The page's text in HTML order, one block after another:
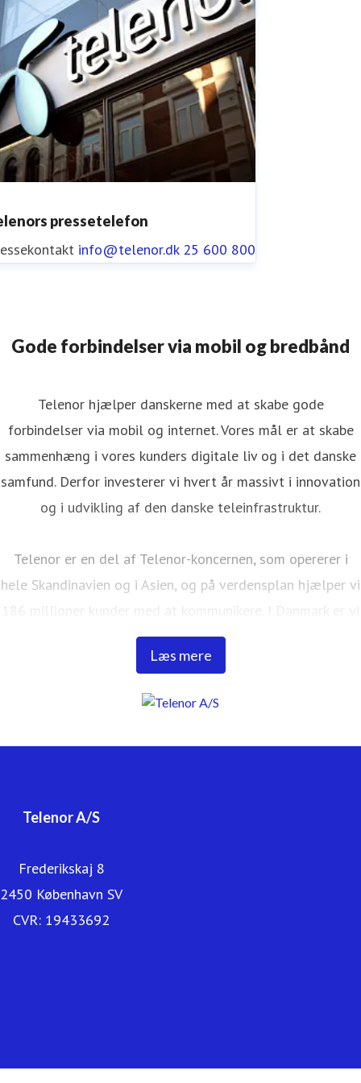
pressetelefon
info@telenor.dk 25 600 800
Gode forbindelser via mobil og bredbånd
Læs mere
Telenor hjælper danskerne med at skabe gode
forbindelser via mobil og internet. Vores mål er at skabe
sammenhæng i vores kunders digitale liv og i det danske
samfund. Derfor investerer vi hvert år massivt i innovation
og i udvikling af den danske teleinfrastruktur.
Telenor er en del af Telenor-koncernen, som opererer i
hele Skandinavien og i Asien, og på verdensplan hjælper vi
186 millioner kunder med at kommunikere. I Danmark er vi
ca. 900 medarbejdere, har 37 butikker fordelt over hele
Danmark og gør hver dag vores yderste for at gøre det
forbindelse på både mobil og internet. I Danmark er CBB
Telenor A/S
Frederikskaj 8
2450 København SV
CVR: 19433692